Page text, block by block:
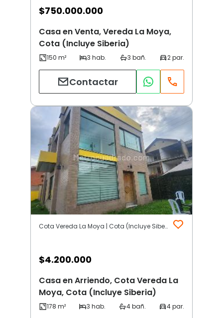
$750.000.000
Casa en Venta, Vereda La Moya,
Cota (Incluye Siberia)
Contactar
Cota Vereda La Moya | Cota (Incluye Siberia)
$4.200.000
Casa en Arriendo, Cota Vereda La
Moya, Cota (Incluye Siberia)